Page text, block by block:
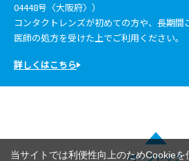
04448号〈大阪府〉）
コンタクトレンズが初めての方や、長期間
医師の処方を受けた上でご利用ください。
詳しくはこちら
ページトップ
当サイトでは利便性向上のためCookieを